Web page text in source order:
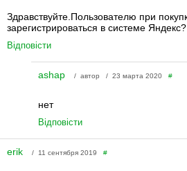
Здравствуйте.Пользователю при
зарегистрироваться в системе Яндекс?
Відповісти
ashap / автор / 23 марта 2020 #
нет
Відповісти
erik / 11 сентября 2019 #